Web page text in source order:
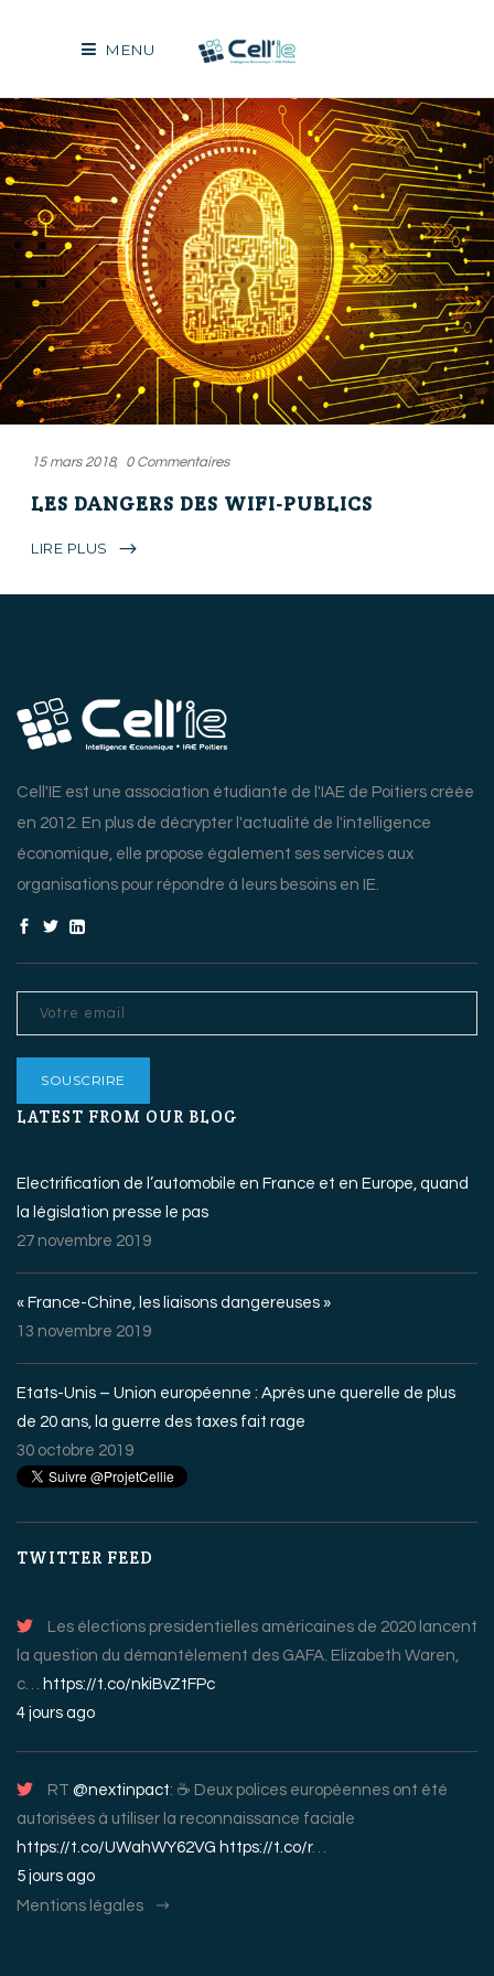
MENU
15 mars 2018 0 Commentaires
LES DANGERS DES WIFI-PUBLICS
LIRE PLUS
Cell'IE est une association étudiante de l'IAE de Poitiers créée
en 2012. En plus de décrypter l'actualité de l'intelligence
économique, elle propose également ses services aux
organisations pour répondre à leurs besoins en IE.
LATEST FROM OUR BLOG
Electrification de l’automobile en France et en Europe, quand
la législation presse le pas
27 novembre 2019
« France-Chine, les liaisons dangereuses »
13 novembre 2019
Etats-Unis – Union européenne : Après une querelle de plus
de 20 ans, la guerre des taxes fait rage
30 octobre 2019
TWITTER FEED
Les élections presidentielles américaines de 2020 lancent
la question du démantèlement des GAFA. Elizabeth Waren,
c… https://t.co/nkiBvZtFPc
4 jours ago
RT @nextinpact: ☕️ Deux polices européennes ont été
autorisées à utiliser la reconnaissance faciale
https://t.co/UWahWY62VG https://t.co/r…
5 jours ago
Mentions légales